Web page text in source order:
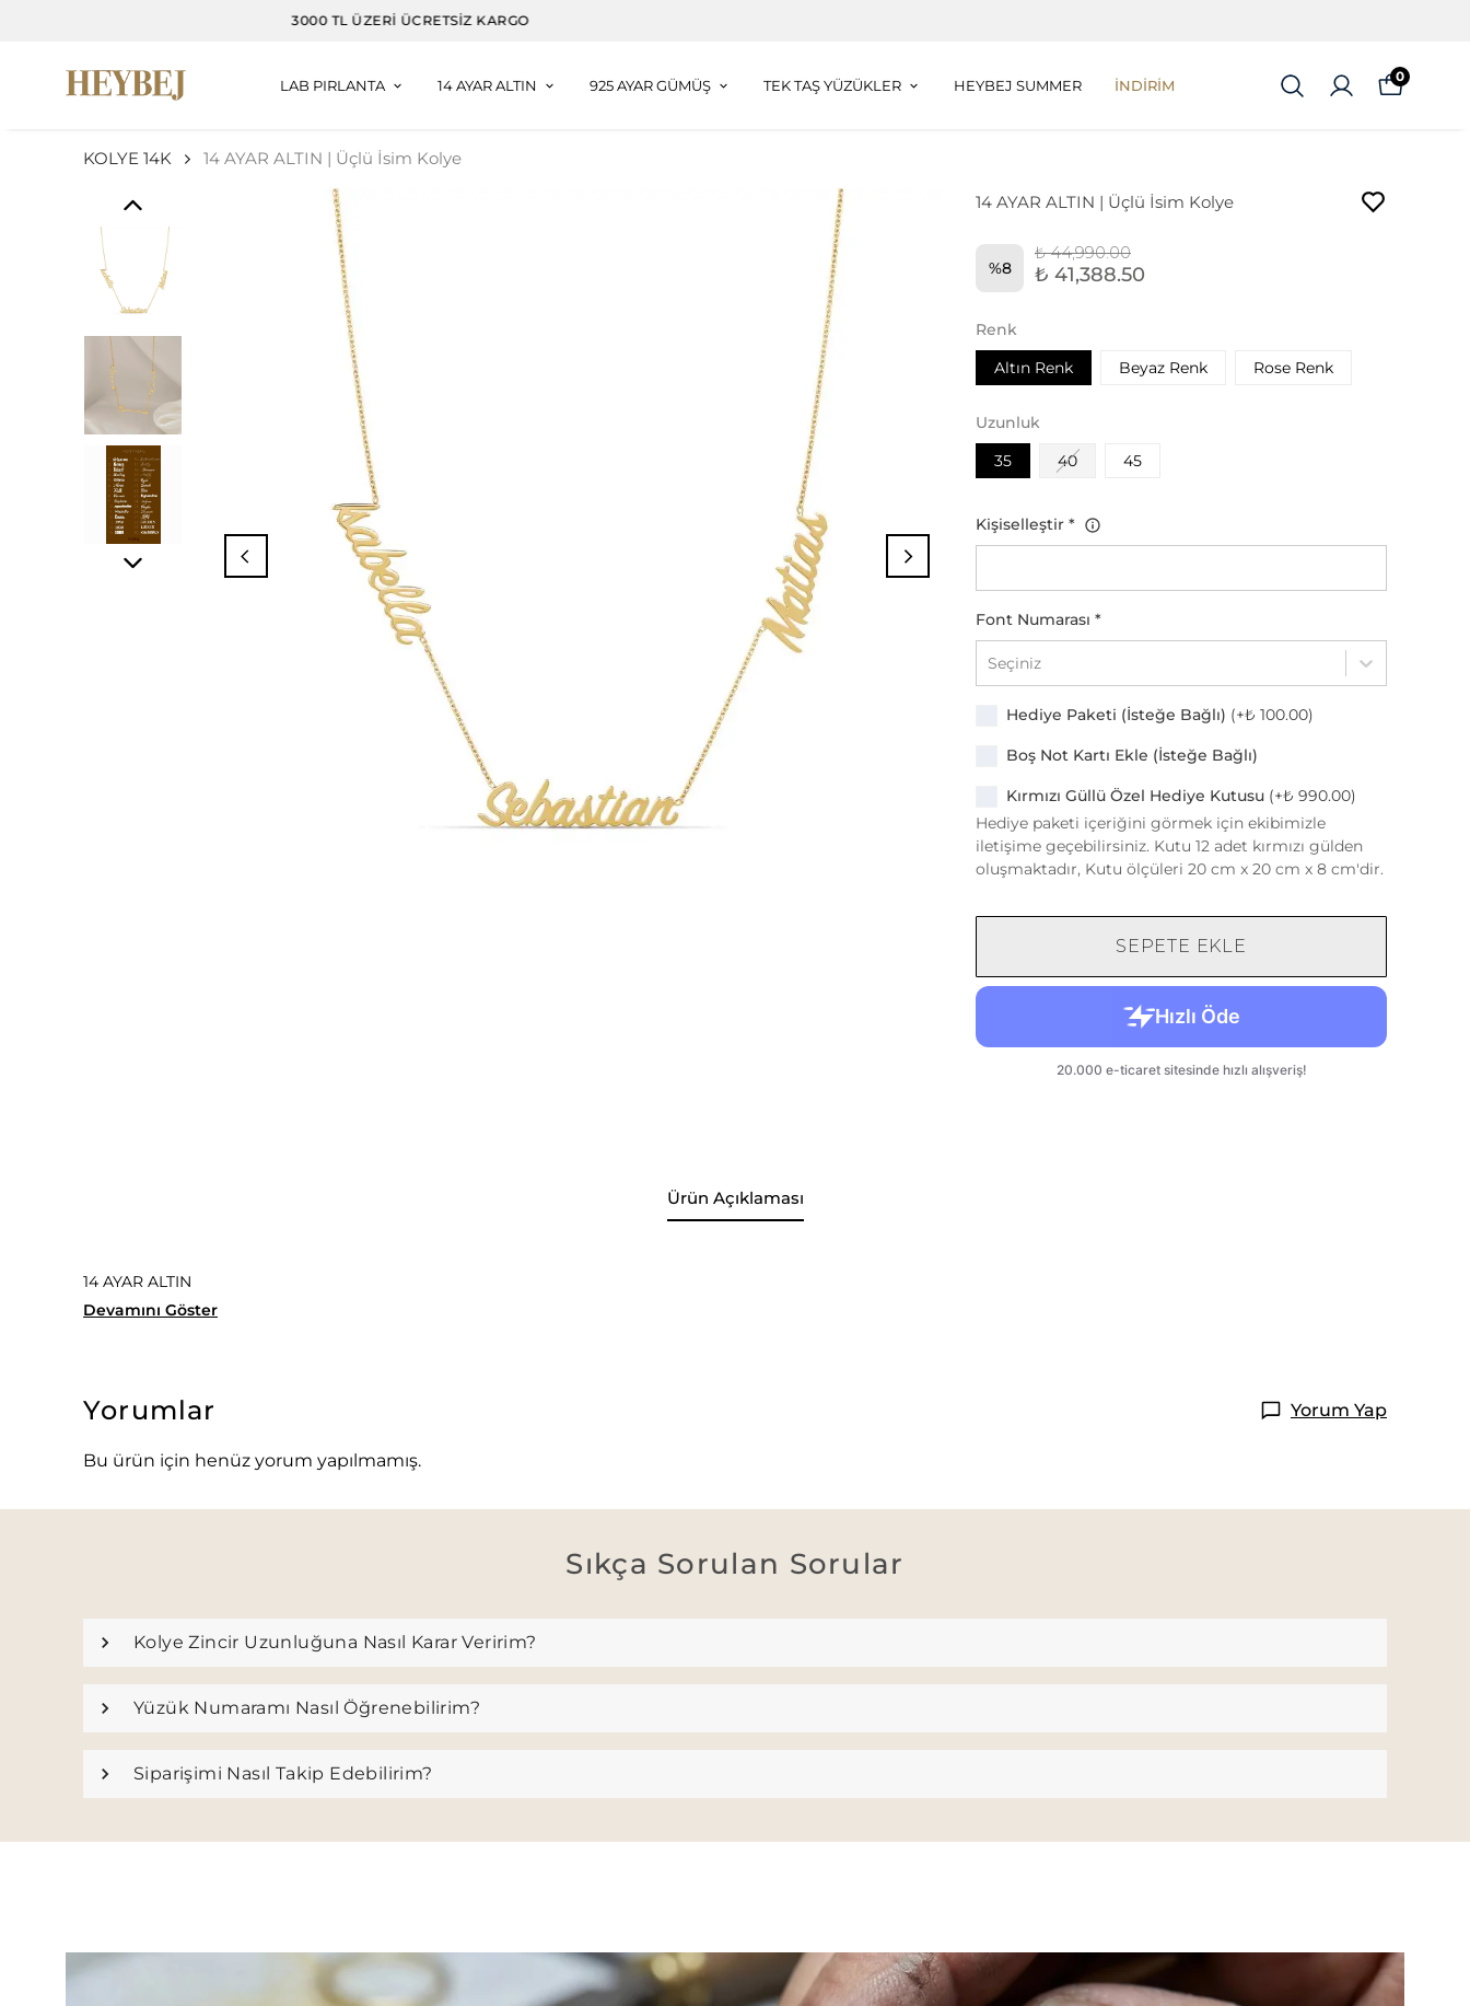
3000 TL VE ÜZERI ALIŞVERIŞLERDE DAMLA KÜPE HEDIYE
LAB PIRLANTA 14 AYAR ALTIN 925 AYAR GÜMÜŞ TEK TAŞ YÜZÜKLER HEYBEJ SUMMER İNDİRİM
0
KOLYE 14K 14 AYAR ALTIN | Üçlü İsim Kolye
14 AYAR ALTIN | Üçlü İsim Kolye
%8
₺ 44,990.00
₺ 41,388.50
Renk
Altın Renk
Beyaz Renk Rose Renk
Uzunluk
35
40 45
Kişiselleştir *
Font Numarası *
Seçiniz
Hediye Paketi (İsteğe Bağlı) (+₺ 100.00)
Boş Not Kartı Ekle (İsteğe Bağlı)
Kırmızı Güllü Özel Hediye Kutusu (+₺ 990.00)
Hediye paketi içeriğini görmek için ekibimizle
iletişime geçebilirsiniz. Kutu 12 adet kırmızı gülden
oluşmaktadır, Kutu ölçüleri 20 cm x 20 cm x 8 cm'dir.
SEPETE EKLE
Ürün Açıklaması
14 AYAR ALTIN
Devamını Göster
Yorumlar Yorum Yap
Bu ürün için henüz yorum yapılmamış.
Sıkça Sorulan Sorular
Kolye Zincir Uzunluğuna Nasıl Karar Veririm?
Yüzük Numaramı Nasıl Öğrenebilirim?
Siparişimi Nasıl Takip Edebilirim?